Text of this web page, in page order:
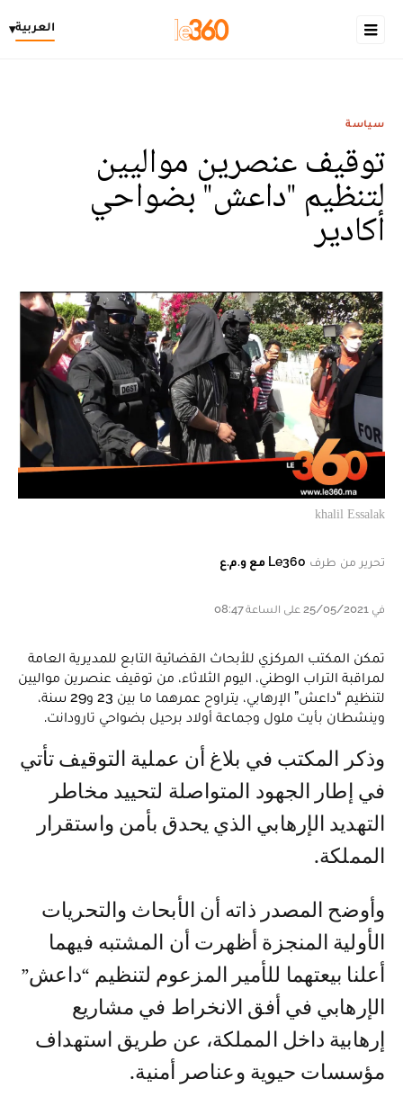
العربية▾
سياسة
توقيف عنصرين مواليين
لتنظيم "داعش" بضواحي
أكادير
khalil Essalak
تحرير من طرف Le360 مع و.م.ع
في 25/05/2021 على الساعة 08:47
تمكن المكتب المركزي للأبحاث القضائية التابع للمديرية العامة
لمراقبة التراب الوطني، اليوم الثلاثاء، من توقيف عنصرين مواليين
لتنظيم “داعش” الإرهابي، يتراوح عمرهما ما بين 23 و29 سنة،
وينشطان بأيت ملول وجماعة أولاد برحيل بضواحي تارودانت.
وذكر المكتب في بلاغ أن عملية التوقيف تأتي
في إطار الجهود المتواصلة لتحييد مخاطر
التهديد الإرهابي الذي يحدق بأمن واستقرار
المملكة.
وأوضح المصدر ذاته أن الأبحاث والتحريات
الأولية المنجزة أظهرت أن المشتبه فيهما
أعلنا بيعتهما للأمير المزعوم لتنظيم “داعش”
الإرهابي في أفق الانخراط في مشاريع
إرهابية داخل المملكة، عن طريق استهداف
مؤسسات حيوية وعناصر أمنية.